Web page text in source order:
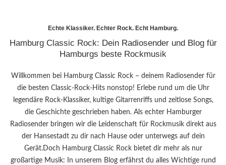
Echte Klassiker. Echter Rock. Echt Hamburg.
Hamburg Classic Rock: Dein Radiosender und Blog für
Hamburgs beste Rockmusik
Willkommen bei Hamburg Classic Rock – deinem Radiosender für
die besten Classic-Rock-Hits nonstop! Erlebe rund um die Uhr
legendäre Rock-Klassiker, kultige Gitarrenriffs und zeitlose Songs,
die Geschichte geschrieben haben. Als echter Hamburger
Radiosender bringen wir die Leidenschaft für Rockmusik direkt aus
der Hansestadt zu dir nach Hause oder unterwegs auf dein
Gerät.Doch Hamburg Classic Rock bietet dir mehr als nur
großartige Musik: In unserem Blog erfährst du alles Wichtige rund